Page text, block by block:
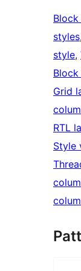
styles,
style,
Grid
RTL
Style